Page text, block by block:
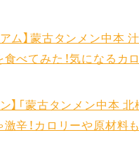
ム】蒙古タンメン中本
べてみた！気になるカ
】「蒙古タンメン中本 北
辛！カロリーや原材料